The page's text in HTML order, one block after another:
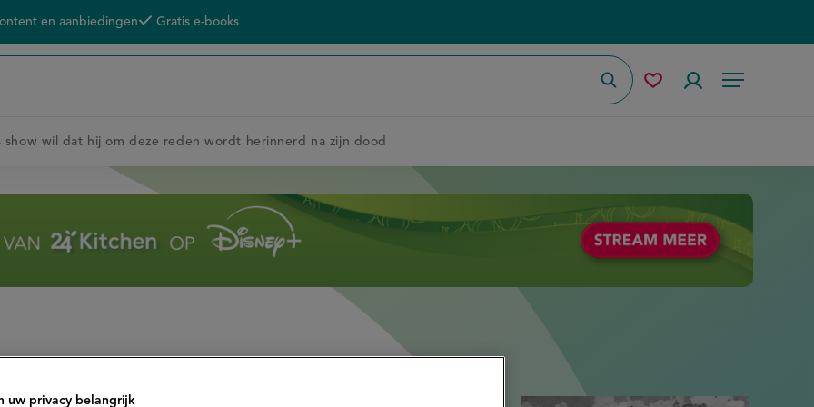
en aanbiedingen Gratis e-books
Menu
ZoekenMijn Accountmenu
show wil dat hij om deze reden wordt herinnerd na zijn dood
uw privacy belangrijk